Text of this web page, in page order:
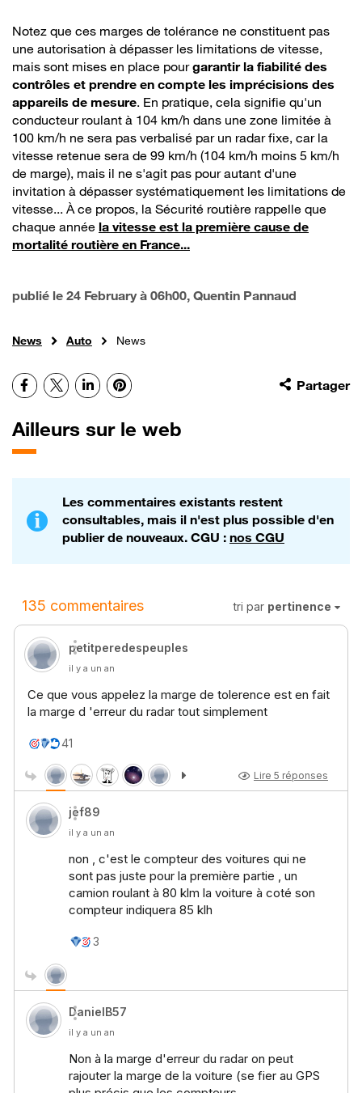
Notez que ces marges de tolérance ne constituent pas
une autorisation à dépasser les limitations de vitesse,
mais sont mises en place pourgarantir la fiabilité des
contrôles et prendre en compte les imprécisions des
appareils de mesure. En pratique, cela signifie qu'un
conducteur roulant à 104 km/h dans une zone limitée à
100 km/h ne sera pas verbalisé par un radar fixe, car la
vitesse retenue sera de 99 km/h (104 km/h moins 5 km/h
de marge), mais il ne s'agit pas pour autant d'une
invitation à dépasser systématiquement les limitations de
vitesse... À ce propos, la Sécurité routière rappelle que
chaque année la vitesse est la première cause de
mortalité routière en France...
publié le 24 February à 06h00, Quentin Pannaud
News Auto News
Partager
Facebook
X LinkedInPinterest
Ailleurs sur le web
Les commentaires existants restent
consultables, mais il n'est plus possible d'en
publier de nouveaux. CGU : nos CGU